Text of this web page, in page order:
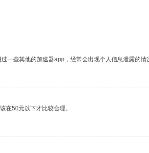
些其他的加速器app，经常会出现个人信息泄露的情
在50元以下才比较合理。